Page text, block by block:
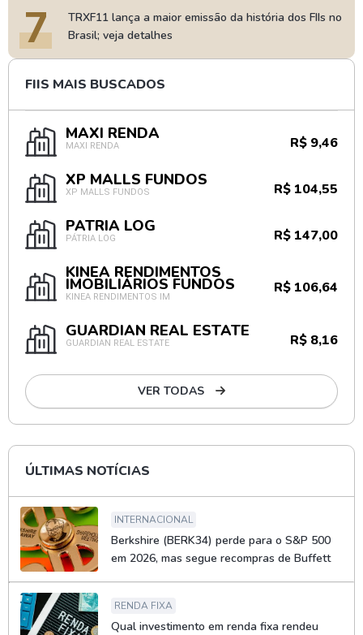
7
TRXF11 lança a maior emissão da história dos FIIs no
Brasil; veja detalhes
FIIS MAIS BUSCADOS
MAXI RENDA
MAXI RENDA R$ 9,46
XP MALLS FUNDOS
XP MALLS FUNDOS R$ 104,55
PÁTRIA LOG
PÁTRIA LOG R$ 147,00
KINEA RENDIMENTOS
IMOBILIÁRIOS FUNDOS
KINEA RENDIMENTOS IM
R$ 106,64
GUARDIAN REAL ESTATE
GUARDIAN REAL ESTATE R$ 8,16
VER TODAS
ÚLTIMAS NOTÍCIAS
INTERNACIONAL
Berkshire (BERK34) perde para o S&P 500
em 2026, mas segue recompras de Buffett
RENDA FIXA
Qual investimento em renda fixa rendeu